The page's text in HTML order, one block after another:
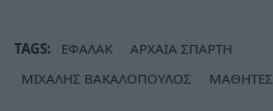
TAGS: ΕΦΑΛΑΚ
ΑΡΧΑΙΑ ΣΠΑΡΤΗ
ΜΙΧΑΛΗΣ ΒΑΚΑΛΟΠΟΥΛΟΣ
ΜΑΘΗΤΕΣ